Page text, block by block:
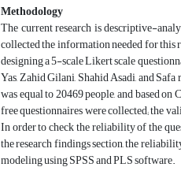
Methodology
The current research is descriptive-
collected the information needed for this
designing a 5-scale Likert scale
Yas, Zahid Gilani, Shahid Asadi, and
was equal to 20469 people, and based
free questionnaires were collected; the
In order to check the reliability of the
the research findings section, the
modeling using SPSS and PLS software.